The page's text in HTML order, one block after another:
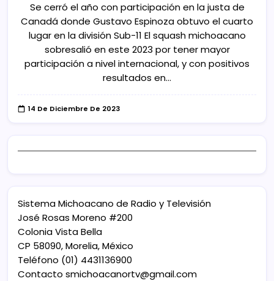
Se cerró el año con participación en la justa de
Canadá donde Gustavo Espinoza obtuvo el cuarto
lugar en la división Sub-11 El squash michoacano
sobresalió en este 2023 por tener mayor
participación a nivel internacional, y con positivos
resultados en…
14 De Diciembre De 2023
Sistema Michoacano de Radio y Televisión
José Rosas Moreno #200
Colonia Vista Bella
CP 58090, Morelia, México
Teléfono (01) 4431136900
Contacto smichoacanortv@gmail.com